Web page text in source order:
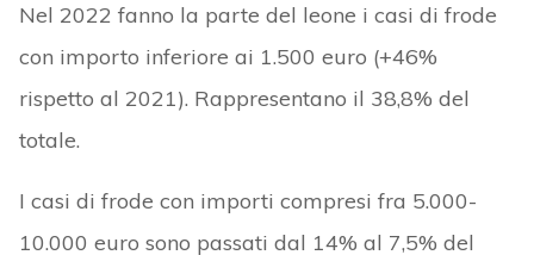
Nel 2022 fanno la parte del leone i casi di frode
con importo inferiore ai 1.500 euro (+46%
rispetto al 2021). Rappresentano il 38,8% del
totale.
I casi di frode con importi compresi fra 5.000-
10.000 euro sono passati dal 14% al 7,5% del